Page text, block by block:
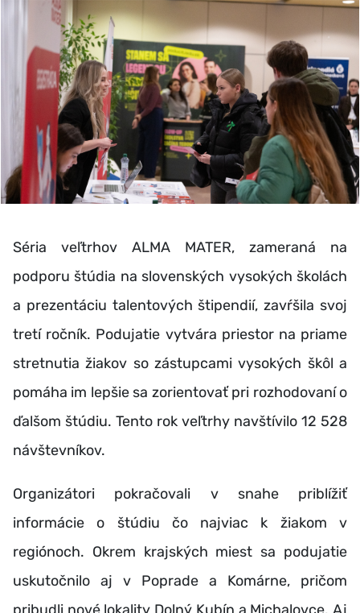
Séria veľtrhov ALMA MATER, zameraná na
podporu štúdia na slovenských vysokých školách
a prezentáciu talentových štipendií, zavŕšila svoj
tretí ročník. Podujatie vytvára priestor na priame
stretnutia žiakov so zástupcami vysokých škôl a
pomáha im lepšie sa zorientovať pri rozhodovaní o
ďalšom štúdiu. Tento rok veľtrhy navštívilo 12 528
návštevníkov.
Organizátori pokračovali v snahe priblížiť
informácie o štúdiu čo najviac k žiakom v
regiónoch. Okrem krajských miest sa podujatie
uskutočnilo aj v Poprade a Komárne, pričom